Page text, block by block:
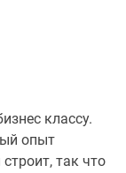
классу.
опыт
так что